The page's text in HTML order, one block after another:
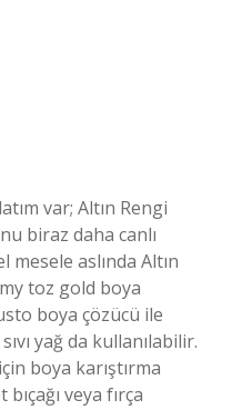
var; Altın Rengi
biraz daha canlı
aslında Altın
toz gold boya
boya çözücü ile
yağ da kullanılabilir.
boya karıştırma
veya fırça